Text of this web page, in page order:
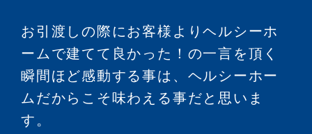
お引渡しの際にお客様よりヘルシーホ
ームで建てて良かった！の一言を頂く
瞬間ほど感動する事は、ヘルシーホー
ムだからこそ味わえる事だと思いま
す。